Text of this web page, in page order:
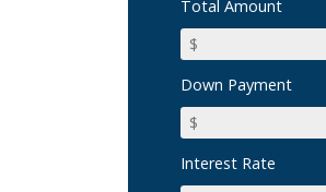
Total Amount
Down Payment
Interest Rate